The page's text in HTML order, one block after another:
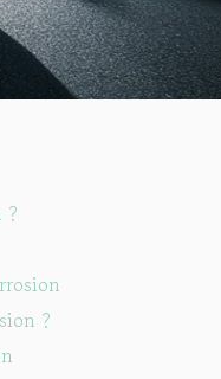
?
?